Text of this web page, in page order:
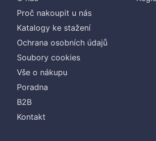
Proč nakoupit u nás
Katalogy ke stažení
Ochrana osobních údajů
Soubory cookies
Vše o nákupu
Poradna
B2B
Kontakt